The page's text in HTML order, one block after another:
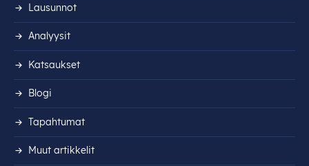
Lausunnot
Analyysit
Katsaukset
Blogi
Tapahtumat
Muut artikkelit